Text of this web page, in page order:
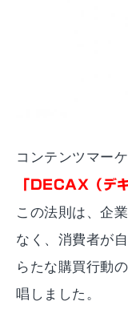
コンテンツマー
「DECAX（デ
この法則は、企
なく、消費者が
らたな購買行動
唱しました。